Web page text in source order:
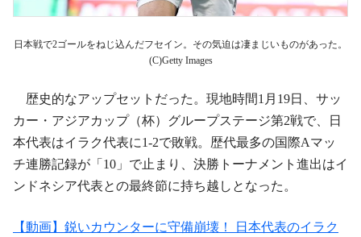
日本戦で2ゴールをねじ込んだフセイン。その気迫は凄まじいものがあった。
(C)Getty Images
歴史的なアップセットだった。現地時間1月19日、サッ
カー・アジアカップ（杯）グループステージ第2戦で、日
本代表はイラク代表に1-2で敗戦。歴代最多の国際Aマッ
チ連勝記録が「10」で止まり、決勝トーナメント進出はイ
ンドネシア代表との最終節に持ち越しとなった。
【動画】鋭いカウンターに守備崩壊！ 日本代表のイラク